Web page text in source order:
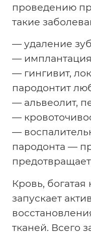
проведению
такие
— удаление
—
— гингивит,
пародонтит
— альвеолит,
—
—
пародонта —
Кровь,
запускает
тканей. Всего